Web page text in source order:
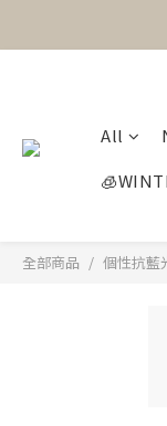
All
全部商品 個性抗藍